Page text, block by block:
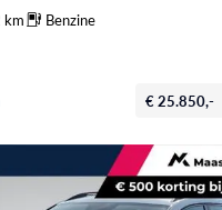
km Benzine
€ 25.850,-